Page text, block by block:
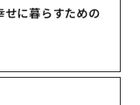
せに暮らすための